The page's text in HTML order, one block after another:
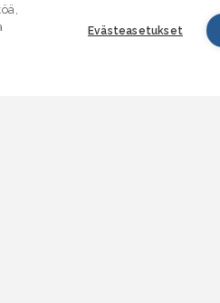
Evästeasetukset